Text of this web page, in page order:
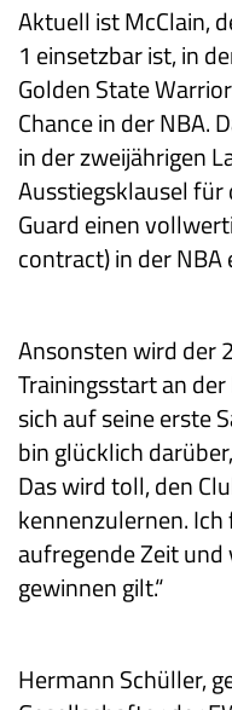
Aktuell ist McClain,
1 einsetzbar ist, in
Golden State
Chance in der NBA.
in der zweijährigen
Ausstiegsklausel für
Guard einen
contract) in der NBA
Ansonsten wird der
Trainingsstart an
sich auf seine erste
bin glücklich
Das wird toll, den
kennenzulernen.
aufregende Zeit und
gewinnen gilt.“
Hermann Schüller,